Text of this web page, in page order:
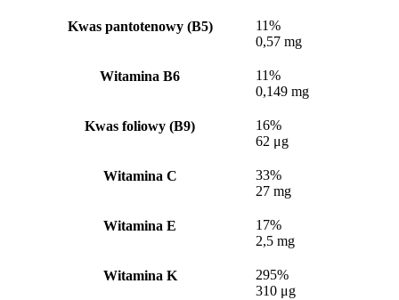
Kwas pantotenowy (B5)
11%
0,57 mg
Witamina B6
11%
0,149 mg
Kwas foliowy (B9)
16%
62 μg
Witamina C
33%
27 mg
Witamina E
17%
2,5 mg
Witamina K
295%
310 μg